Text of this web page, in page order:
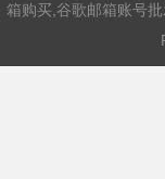
箱购买,谷歌邮箱账号